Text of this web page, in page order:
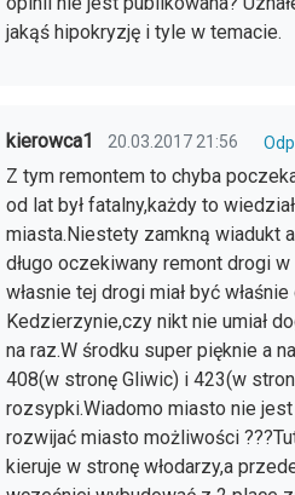
jakąś hipokryzję i tyle w temacie.
kierowca1 20.03.2017 21:56
Z tym remontem to chyba
od lat był fatalny,każdy to
miasta.Niestety zamkną wiadukt
długo oczekiwany remont drogi
własnie tej drogi miał być
Kedzierzynie,czy nikt nie umiał
na raz.W środku super pięknie a
408(w stronę Gliwic) i 423(w
rozsypki.Wiadomo miasto nie jest
rozwijać miasto możliwości
kieruje w stronę włodarzy,a